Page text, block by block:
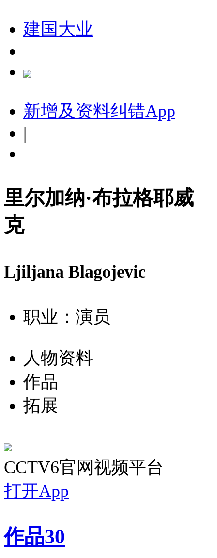
建国大业
新增及资料纠错App
|
里尔加纳·布拉格耶威
克
Ljiljana Blagojevic
职业：演员
人物资料
作品
拓展
CCTV6官网视频平台
打开App
作品30